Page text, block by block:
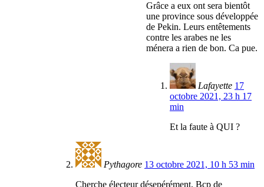
Grâce a eux ont sera bientôt
une province sous développée
de Pekin. Leurs entêtements
contre les arabes ne les
ménera a rien de bon. Ca pue.
Lafayette 17
octobre 2021, 23 h 17
min
Et la faute à QUI ?
Pythagore 13 octobre 2021, 10 h 53 min
Cherche électeur désepérément. Bcp de